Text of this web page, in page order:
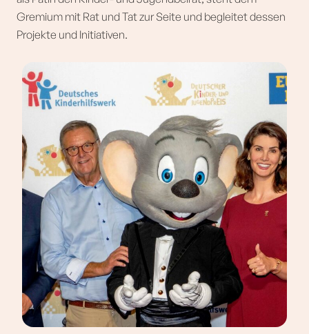
Gremium mit Rat und Tat zur Seite und begleitet dessen
Projekte und Initiativen.